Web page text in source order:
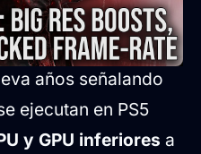
con limitaciones
entenderse del
años señalando
ejecutan en PS5
y GPU inferiores a